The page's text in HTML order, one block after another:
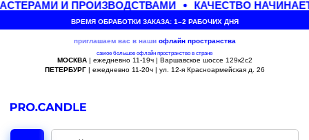
И ПРОИЗВОДСТВАМИ КАЧЕСТВО
ВРЕМЯ ОБРАБОТКИ ЗАКАЗА: 1–2 РАБОЧИХ ДНЯ
приглашаем вас в наши офлайн пространства
самое большое офлайн пространство в стране
МОСКВА| ежедневно 11-19ч | Варшавское шоссе 129к2с2
ПЕТЕРБУРГ| ежедневно 11-20ч | ул. 12-я Красноармейская д. 26